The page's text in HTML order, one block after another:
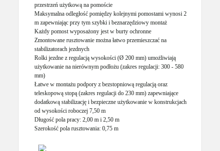
przestrzeń użytkową na pomoście
Maksymalna odległość pomiędzy kolejnymi pomostami wynosi 2
m zapewniając przy tym szybki i beznarzędziowy montaż
Każdy pomost wyposażony jest w burty ochronne
Zmontowane rusztowanie można łatwo przemieszczać na
stabilizatorach jezdnych
Rolki jezdne z regulacją wysokości (Ø 200 mm) umożliwiają
użytkowanie na nierównym podłożu (zakres regulacji: 300 - 580
mm)
Łatwe w montażu podpory z bezstopniową regulacją oraz
teleskopową stopą (zakres regulacji do 230 mm) zapewniające
dodatkową stabilizację i bezpieczne użytkowanie w konstrukcjach
od wysokości roboczej 7,50 m
Długość pola pracy: 2,00 m i 2,50 m
Szerokość pola rusztowania: 0,75 m